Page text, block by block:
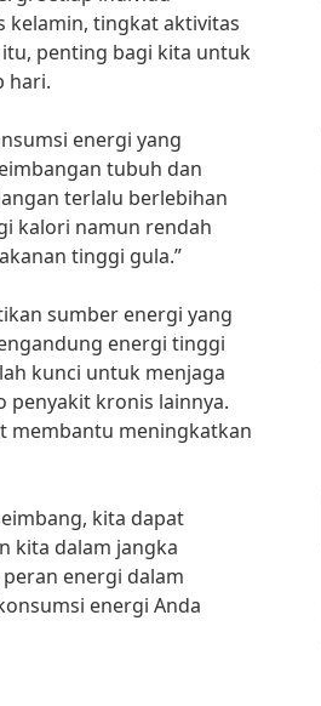
kelamin, tingkat aktivitas
penting bagi kita untuk
hari.
energi yang
tubuh dan
terlalu berlebihan
kalori namun rendah
tinggi gula.”
sumber energi yang
energi tinggi
kunci untuk menjaga
penyakit kronis lainnya.
membantu meningkatkan
kita dapat
kita dalam jangka
energi dalam
energi Anda